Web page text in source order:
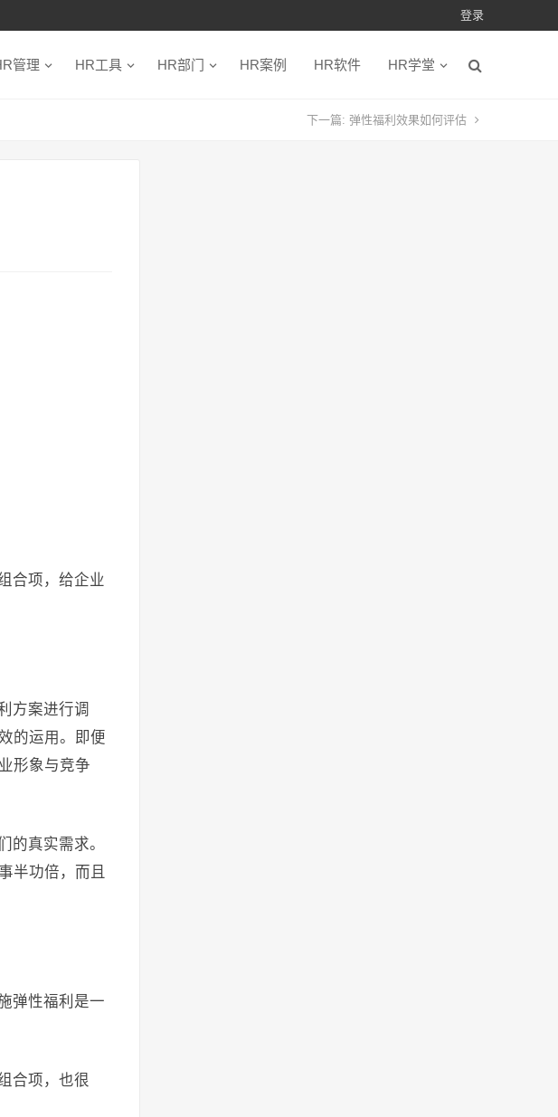
登录
管理 HR工具 HR部门 HR案例 HR软件 HR学堂
下一篇: 弹性福利效果如何评估
合项，给企业
方案进行调
的运用。即便
形象与竞争
的真实需求。
半功倍，而且
弹性福利是一
合项，也很